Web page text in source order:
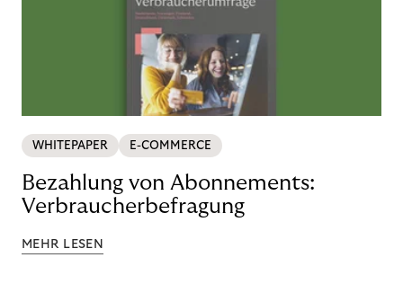
WHITEPAPER E-COMMERCE
Bezahlung von Abonnements:
Verbraucherbefragung
MEHR LESEN